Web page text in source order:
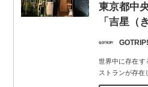
東京都中
「吉星（
GOTRIP!
世界中に存在す
ストランが存在